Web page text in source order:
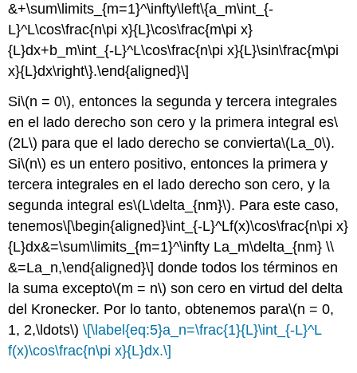
&+\sum\limits_{m=1}^\infty\left\{a_m\int_{-
L}^L\cos\frac{n\pi x}{L}\cos\frac{m\pi x}
{L}dx+b_m\int_{-L}^L\cos\frac{n\pi x}{L}\sin\frac{m\pi
x}{L}dx\right\}.\end{aligned}\]
Si\(n = 0\), entonces la segunda y tercera integrales
en el lado derecho son cero y la primera integral es\
(2L\) para que el lado derecho se convierta\(La_0\).
Si\(n\) es un entero positivo, entonces la primera y
tercera integrales en el lado derecho son cero, y la
segunda integral es\(L\delta_{nm}\). Para este caso,
tenemos\[\begin{aligned}\int_{-L}^Lf(x)\cos\frac{n\pi x}
{L}dx&=\sum\limits_{m=1}^\infty La_m\delta_{nm} \\
&=La_n,\end{aligned}\] donde todos los términos en
la suma excepto\(m = n\) son cero en virtud del delta
del Kronecker. Por lo tanto, obtenemos para\(n = 0,
1, 2,\ldots\) \[\label{eq:5}a_n=\frac{1}{L}\int_{-L}^L
f(x)\cos\frac{n\pi x}{L}dx.\]